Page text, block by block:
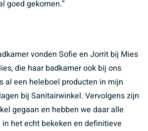
goed gekomen.”
vonden Sofie en Jorrit bij Mies
die haar badkamer ook bij ons
al een heleboel producten in mijn
bij Sanitairwinkel. Vervolgens zijn
gegaan en hebben we daar alle
het echt bekeken en definitieve